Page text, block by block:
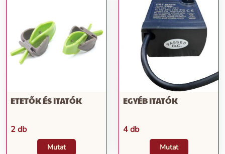
ETETŐK ÉS ITATÓK
2 db
Mutat
EGYÉB ITATÓK
4 db
Mutat